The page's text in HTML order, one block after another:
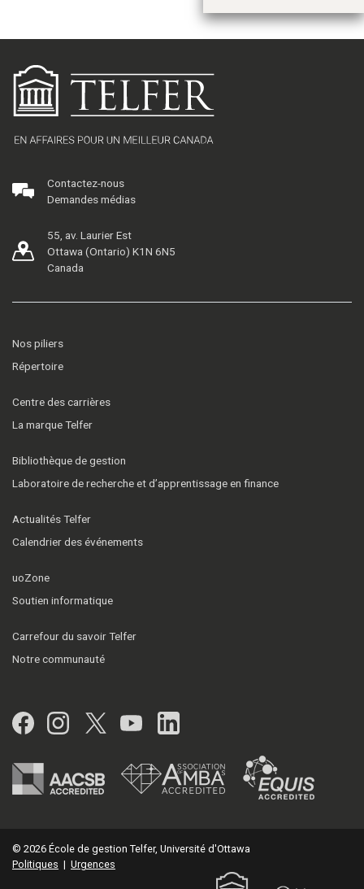
Contactez-nous
Demandes médias
55, av. Laurier Est
Ottawa (Ontario) K1N 6N5
Canada
Nos piliers
Répertoire
Centre des carrières
La marque Telfer
Bibliothèque de gestion
Laboratoire de recherche et d’apprentissage en finance
Actualités Telfer
Calendrier des événements
uoZone
Soutien informatique
Carrefour du savoir Telfer
Notre communauté
Facebook
Instagram
Twitter
YouTubeLinkedIn
© 2026 École de gestion Telfer, Université d'Ottawa
Politiques | Urgences